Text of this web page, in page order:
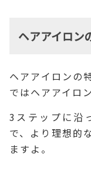
ヘアアイロン
ヘアアイロンの
ではヘアアイロ
3ステップに沿
で、より理想的
ますよ。